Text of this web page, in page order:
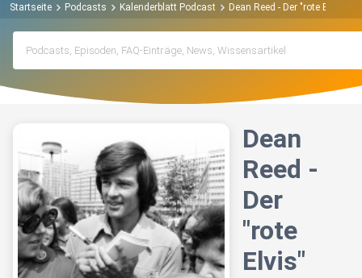
Startseite Podcasts Kalenderblatt Podcast Dean Reed - Der "rote Elvis"
Dean
Reed -
Der
"rote
Elvis"